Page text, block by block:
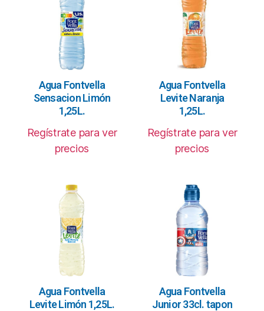
Agua Fontvella
Sensacion Limón
1,25L.
Regístrate para ver
precios
Agua Fontvella
Levite Naranja
1,25L.
Regístrate para ver
precios
Agua Fontvella
Levite Limón 1,25L.
Agua Fontvella
Junior 33cl. tapon